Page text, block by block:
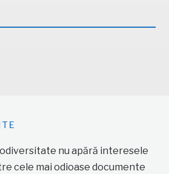
nu apără interesele
cele mai odioase documente